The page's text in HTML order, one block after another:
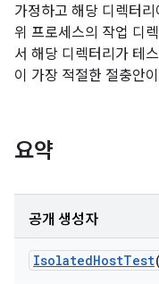
가정하고 해당 디렉터
위 프로세스의 작업 디
서 해당 디렉터리가 테
이 가장 적절한 절충안
요약
공개 생성자
IsolatedHostTest